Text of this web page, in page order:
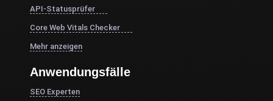
API-Statusprüfer
Core Web Vitals Checker
Mehr anzeigen
Anwendungsfälle
SEO Experten